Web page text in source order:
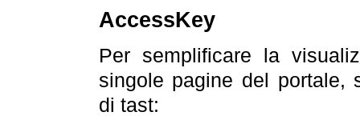
AccessKey
Per semplificare la
singole pagine del portale,
di tast: